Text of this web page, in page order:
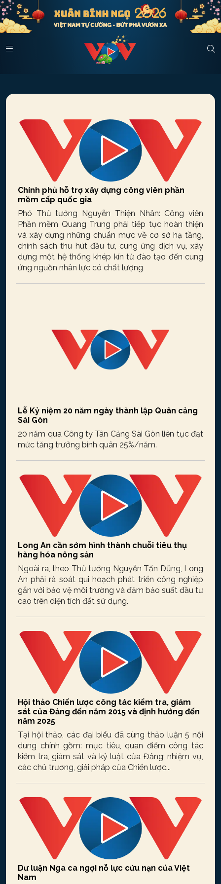
Chính phủ hỗ trợ xây dựng công viên phần
mềm cấp quốc gia
Phó Thủ tướng Nguyễn Thiện Nhân: Công viên
Phần mềm Quang Trung phải tiếp tục hoàn thiện
và xây dựng những chuẩn mực về cơ sở hạ tầng,
chính sách thu hút đầu tư, cung ứng dịch vụ, xây
dựng một hệ thống khép kín từ đào tạo đến cung
ứng nguồn nhân lực có chất lượng
Lễ Kỷ niệm 20 năm ngày thành lập Quân cảng
Sài Gòn
20 năm qua Công ty Tân Cảng Sài Gòn liên tục đạt
mức tăng trưởng bình quân 25%/năm.
Long An cần sớm hình thành chuỗi tiêu thụ
hàng hóa nông sản
Ngoài ra, theo Thủ tướng Nguyễn Tấn Dũng, Long
An phải rà soát qui hoạch phát triển công nghiệp
gắn với bảo vệ môi trường và đảm bảo suất đầu tư
cao trên diện tích đất sử dụng.
Hội thảo Chiến lược công tác kiểm tra, giám
sát của Đảng đến năm 2015 và định hướng đến
năm 2025
Tại hội thảo, các đại biểu đã cùng thảo luận 5 nội
dung chính gồm: mục tiêu, quan điểm công tác
kiểm tra, giám sát và kỷ luật của Đảng; nhiệm vụ,
các chủ trương, giải pháp của Chiến lược...
Dư luận Nga ca ngợi nỗ lực cứu nạn của Việt
Nam